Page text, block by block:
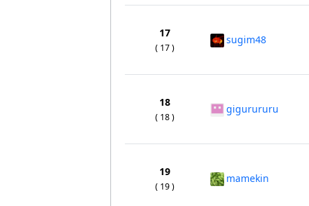
17
( 17 )
sugim48
18
( 18 )
gigurururu
19
( 19 )
mamekin